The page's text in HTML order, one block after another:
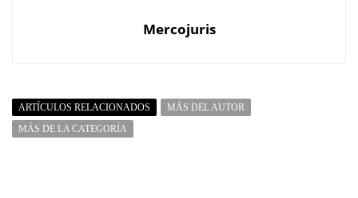
Mercojuris
ARTÍCULOS RELACIONADOS
MÁS DEL AUTOR
MÁS DE LA CATEGORÍA